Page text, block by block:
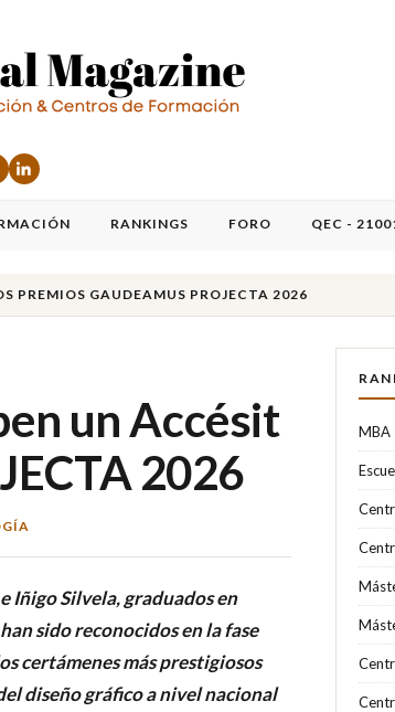
RANKINGS FORO QEC -
PREMIOS GAUDEAMUS PROJECTA 2026
un Accésit
2026
Iñigo Silvela, graduados en
sido reconocidos en la fase
certámenes más prestigiosos
diseño gráfico a nivel nacional
MBA